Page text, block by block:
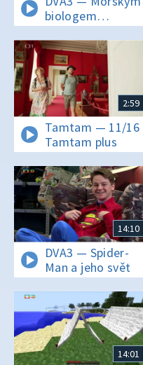
biologem
v Minecraftu
2:59
Tamtam — 11/16
Tamtam plus
14:10
DVA3 — Spider-
Man a jeho svět
14:01